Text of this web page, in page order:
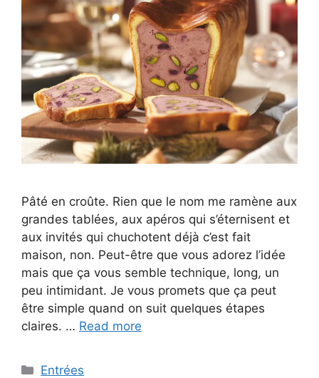
Pâté en croûte. Rien que le nom me ramène aux
grandes tablées, aux apéros qui s’éternisent et
aux invités qui chuchotent déjà c’est fait
maison, non. Peut-être que vous adorez l’idée
mais que ça vous semble technique, long, un
peu intimidant. Je vous promets que ça peut
être simple quand on suit quelques étapes
claires. … Read more
Categories
Entrées